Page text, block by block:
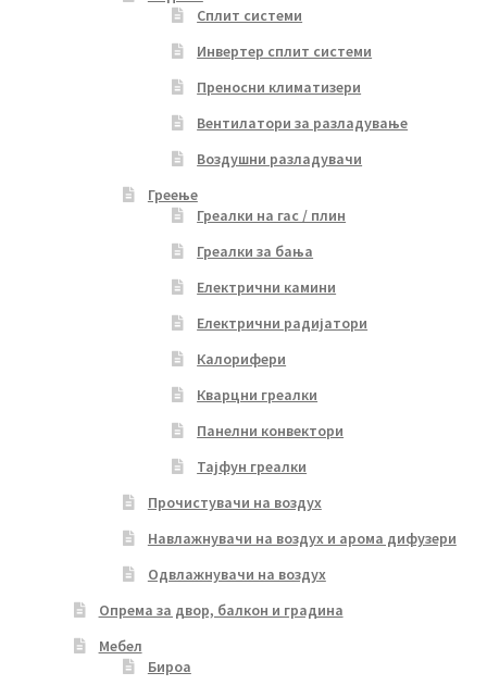
Сплит системи
Инвертер сплит системи
Преносни климатизери
Вентилатори за разладување
Воздушни разладувачи
Греење
Греалки на гас / плин
Греалки за бања
Електрични камини
Електрични радијатори
Калорифери
Кварцни греалки
Панелни конвектори
Тајфун греалки
Прочистувачи на воздух
Навлажнувачи на воздух и арома дифузери
Одвлажнувачи на воздух
Опрема за двор, балкон и градина
Мебел
Бироа